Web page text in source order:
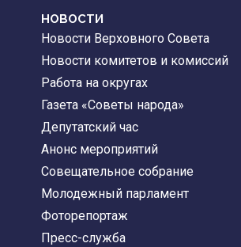
НОВОСТИ
Новости Верховного Совета
Новости комитетов и комиссий
Работа на округах
Газета «Советы народа»
Депутатский час
Анонс мероприятий
Совещательное собрание
Молодежный парламент
Фоторепортаж
Пресс-служба